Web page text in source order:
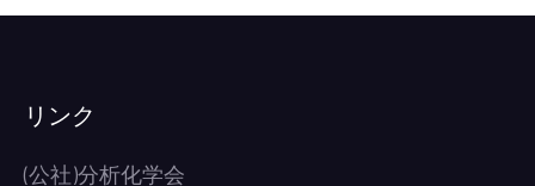
リンク
(公社)分析化学会